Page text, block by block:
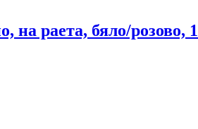
на раета, бяло/розово,